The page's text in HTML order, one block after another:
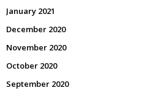
January 2021
December 2020
November 2020
October 2020
September 2020